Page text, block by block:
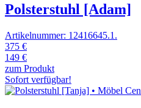
Polsterstuhl [Adam]
Artikelnummer: 12416645.1.
375 €
149 €
zum Produkt
Sofort verfügbar!